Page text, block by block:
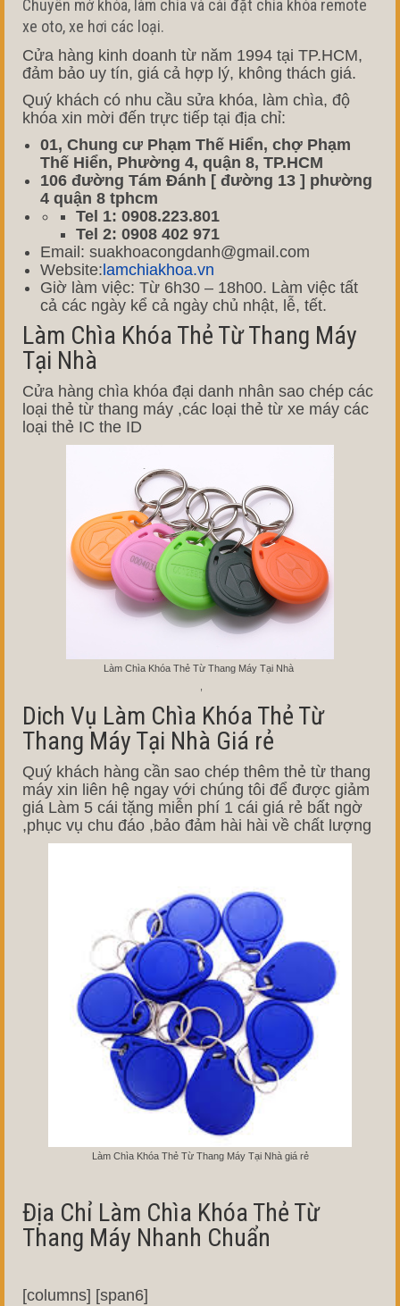
Chuyên mở khóa, làm chìa và cài đặt chìa khóa remote
xe oto, xe hơi các loại.
Cửa hàng kinh doanh từ năm 1994 tại TP.HCM,
đảm bảo uy tín, giá cả hợp lý, không thách giá.
Quý khách có nhu cầu sửa khóa, làm chìa, độ
khóa xin mời đến trực tiếp tại địa chỉ:
01, Chung cư Phạm Thế Hiển, chợ Phạm
Thế Hiển, Phường 4, quận 8, TP.HCM
106 đường Tám Đánh [ đường 13 ] phường
4 quận 8 tphcm
Tel 1: 0908.223.801
Tel 2: 0908 402 971
Email: suakhoacongdanh@gmail.com
Website: lamchiakhoa.vn
Giờ làm việc: Từ 6h30 – 18h00. Làm việc tất
cả các ngày kể cả ngày chủ nhật, lễ, tết.
Làm Chìa Khóa Thẻ Từ Thang Máy
Tại Nhà
Cửa hàng chìa khóa đại danh nhân sao chép các
loại thẻ từ thang máy ,các loại thẻ từ xe máy các
loại thẻ IC the ID
Làm Chìa Khóa Thẻ Từ Thang Máy Tại Nhà
Dich Vụ Làm Chìa Khóa Thẻ Từ
Thang Máy Tại Nhà Giá rẻ
Quý khách hàng cần sao chép thêm thẻ từ thang
máy xin liên hệ ngay với chúng tôi để được giảm
giá Làm 5 cái tặng miễn phí 1 cái giá rẻ bất ngờ
,phục vụ chu đáo ,bảo đảm hài hài về chất lượng
Làm Chìa Khóa Thẻ Từ Thang Máy Tại Nhà giá rẻ
Địa Chỉ Làm Chìa Khóa Thẻ Từ
Thang Máy Nhanh Chuẩn
[columns] [span6]